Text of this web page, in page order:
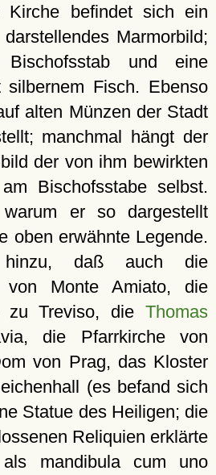
Kirche befindet sich ein
Marmorbild;
und eine
silbernem Fisch. Ebenso
alten Münzen der Stadt
manchmal hängt der
der von ihm bewirkten
Bischofsstabe selbst.
er so dargestellt
oben erwähnte Legende.
daß auch die
von Monte Amiato, die
zu Treviso, die Thomas
die Pfarrkirche von
von Prag, das Kloster
(es befand sich
Statue des Heiligen; die
Reliquien erklärte
mandibula cum uno